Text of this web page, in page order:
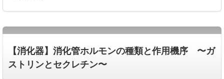
【消化器】消化管ホルモンの種類と作用機序 〜ガ
ストリンとセクレチン〜